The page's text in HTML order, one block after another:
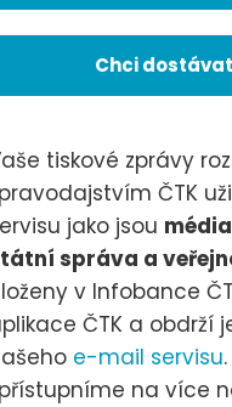
Chci
tiskové zprávy
ČTK
jako jsou
správa a
v Infobance
ČTK a obdrží
e-mail servisu
na více